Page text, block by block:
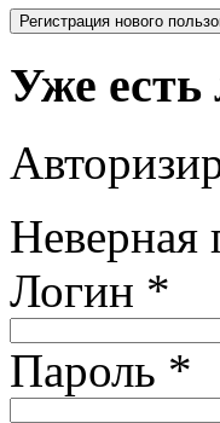
Уже есть
Неверная
Логин *
Пароль *